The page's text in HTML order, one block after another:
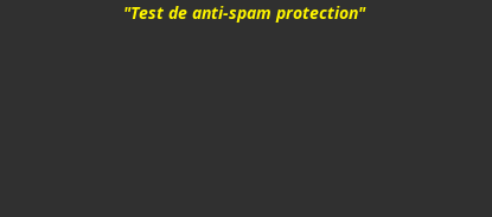
"Test de anti-spam protection"